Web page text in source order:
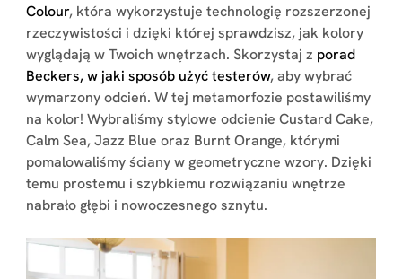
Colour, która wykorzystuje technologię rozszerzonej
rzeczywistości i dzięki której sprawdzisz, jak kolory
wyglądają w Twoich wnętrzach. Skorzystaj z porad
Beckers, w jaki sposób użyć testerów, aby wybrać
wymarzony odcień. W tej metamorfozie postawiliśmy
na kolor! Wybraliśmy stylowe odcienie Custard Cake,
Calm Sea, Jazz Blue oraz Burnt Orange, którymi
pomalowaliśmy ściany w geometryczne wzory. Dzięki
temu prostemu i szybkiemu rozwiązaniu wnętrze
nabrało głębi i nowoczesnego sznytu.